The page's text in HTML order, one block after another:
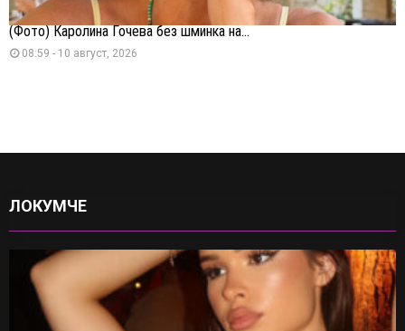
(Фото) Каролина Гочева без шминка на...
08:59 - 10 август, 2026
ЛОКУМЧЕ